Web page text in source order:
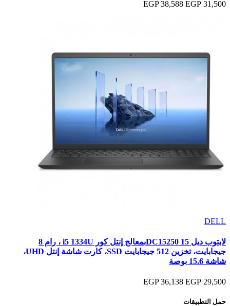
31,500 EGP
38,588 EGP
DELL
لابتوب ديل 15 DC15250بمعالج إنتل كور i5 1334U ، رام 8
جيجابايت، تخزين 512 جيجابايت SSD، كارت شاشة إنتل UHD،
شاشة 15.6 بوصة
29,500 EGP
36,138 EGP
حمل التطبيقات